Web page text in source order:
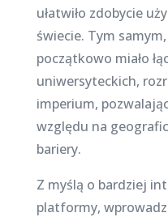
ułatwiło zdobycie
świecie. Tym
początkowo miało
uniwersyteckich,
imperium,
względu na
bariery.
Z myślą o bardziej
platformy,